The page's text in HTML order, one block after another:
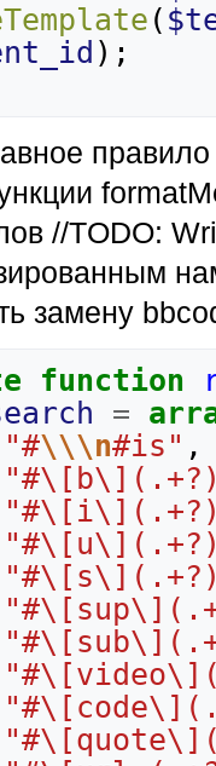
(
);
//TODO:
замену
function
=
"#\\\n#is" ,